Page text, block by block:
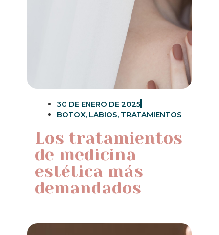
30 DE ENERO DE 2025
BOTOX, LABIOS, TRATAMIENTOS
Los tratamientos
de medicina
estética más
demandados